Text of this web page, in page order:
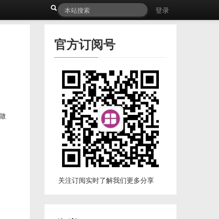
登录
官方订阅号
关注订阅实时了解我们更多分享